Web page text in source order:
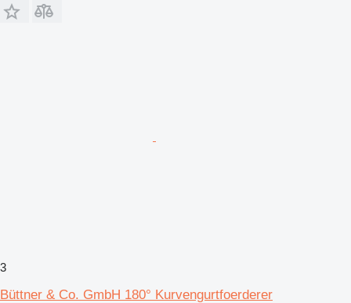
3
Büttner & Co. GmbH 180° Kurvengurtfoerderer